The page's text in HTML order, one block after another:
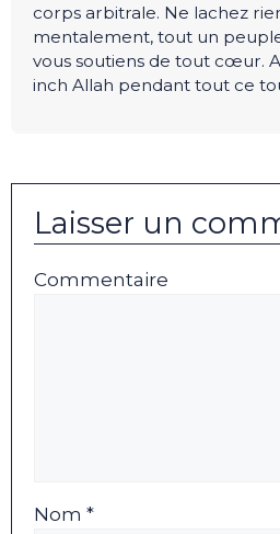
corps arbitrale. Ne lachez
mentalement, tout un
vous soutiens de tout cœur.
inch Allah pendant tout ce
Laisser un
Commentaire
Nom *